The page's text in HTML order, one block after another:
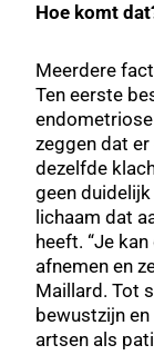
Hoe komt
Meerdere
Ten eerste
zeggen dat
dezelfde
geen
lichaam dat
heeft. “Je
afnemen en
Maillard. Tot
bewustzijn
artsen als